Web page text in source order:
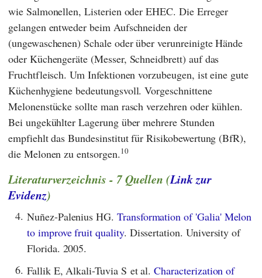
wie Salmonellen, Listerien oder EHEC. Die Erreger
gelangen entweder beim Aufschneiden der
(ungewaschenen) Schale oder über verunreinigte Hände
oder Küchengeräte (Messer, Schneidbrett) auf das
Fruchtfleisch. Um Infektionen vorzubeugen, ist eine gute
Küchenhygiene bedeutungsvoll. Vorgeschnittene
Melonenstücke sollte man rasch verzehren oder kühlen.
Bei ungekühlter Lagerung über mehrere Stunden
empfiehlt dasBundesinstitut für Risikobewertung (BfR),
die Melonen zu entsorgen.10
Literaturverzeichnis - 7 Quellen (Link zur
Evidenz)
4. Nuñez-Palenius HG. Transformation of 'Galia' Melon
to improve fruit quality. Dissertation. University of
Florida. 2005.
6. Fallik E, Alkali-Tuvia S et al.Characterization of